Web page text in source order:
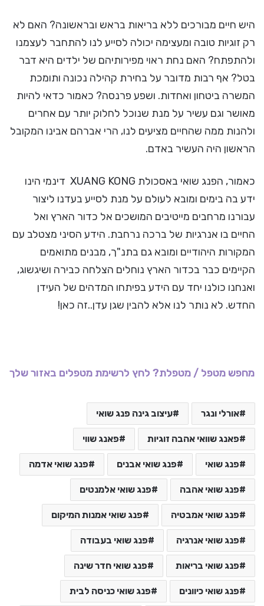
היש חיים מבורכים ללא בריאות בראש ובראשונה? האם לא
רק זוגיות טובה ומעצימה יכולה לסייע לנו להתחבר לעצמנו
ולהתפתח? האם נחת ראוי מפירותיהם של ילדים היא דבר
בטל? אף רבות מדובר על בחירת קהילה נכונה ותומכת
המשרה ביטחון ואחדות. ושפע פרנסה? כאמור כדאי להיות
מאושר וגם עשיר על מנת שנוכל לחלוק יותר עם אחרים
ולהנות ממה שהחיים מציעים לנו, הרי אברהם אבינו המקובל
הראשון היה העשיר באדם.
כאמור, הפנג שואי באסכולת XUANG KONG דינמי הינו
ידע בה בימים ומובא לעולם על מנת לסייע בעדנו ליצור
עבורנו מרחבים מייטיבים המושכים אל כדור הארץ ואל
החיים בו אנרגיות של ברכה נרחבת. הידע הסיני מצטלב עם
המקורות היהודיים ומובא גם בתנ"ך, מבנים מתואמים
הקיימים כבר בכדור הארץ נוחלים הצלחה כבירה ושיגשוג,
ואנחנו כולנו יחד עם הידע בפיתחו המדהים של העידן
החדש. לא נותר לנו אלא להבין שגן עדן..זה כאן!
מחפש מטפל / מטפלת? לחץ לרשימת מטפלים באזור שלך
אורלי ונגר עיצוב גינה פנג שואי
פאנג שוואי אהבה זוגיות פאנג שווי
פנג שואי פנג שואי אבנים פנג שואי אדמה
פנג שואי אהבה פנג שואי אלמנטים
פנג שואי אמבטיה פנג שואי אמנות המיקום
פנג שואי אנרגיה פנג שואי בעבודה
פנג שואי בריאות פנג שואי חדר שינה
פנג שואי כיוונים פנג שואי כניסה לבית